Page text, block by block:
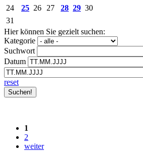
24
25 26 27 28 29 30
31
Hier können Sie gezielt suchen:
Kategorie
Suchwort
Datum
reset
1
2
weiter